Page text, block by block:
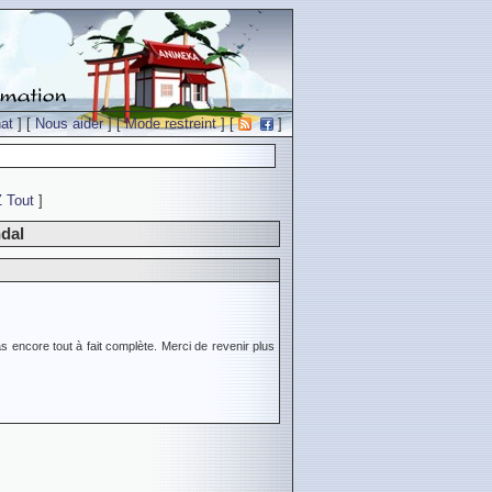
] [Nous aider] [Mode restreint] [ ]
Tout ]
encore tout à fait complète. Merci de revenir plus